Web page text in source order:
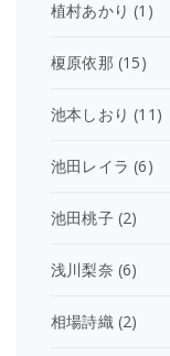
植村あかり (1)
榎原依那 (15)
池本しおり (11)
池田レイラ (6)
池田桃子(2)
浅川梨奈 (6)
相場詩織(2)